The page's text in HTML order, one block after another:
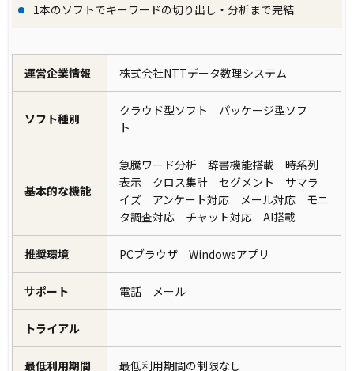
1本のソフトでキーワードの切り出し・分析まで完結
運営企業情報 株式会社NTTデータ数理システム
ソフト種別
クラウド型ソフト パッケージ型ソフ
ト
基本的な機能
急騰ワード分析 辞書機能搭載 時系列
表示 クロス集計 セグメント サマラ
イズ アンケート対応 メール対応 モニ
タ調査対応 チャット対応 AI搭載
推奨環境 PCブラウザ Windowsアプリ
サポート 電話 メール
トライアル
最低利用期間 最低利用期間の制限なし